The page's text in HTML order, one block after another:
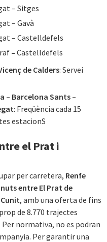
– Sitges
– Gavà
– Castelldefels
– Castelldefels
de Calders: Servei
– Barcelona Sants –
: Freqüència cada 15
estacionS
el Prat i
per carretera, Renfe
entre El Prat de
, amb una oferta de fins
de 8.770 trajectes
normativa, no es podran
Per garantir una